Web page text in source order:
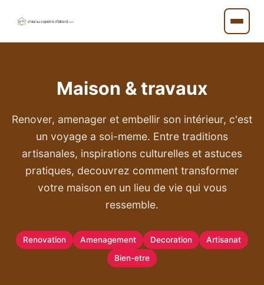
Maison & travaux
Renover, amenager et embellir son intérieur, c'est
un voyage a soi-meme. Entre traditions
artisanales, inspirations culturelles et astuces
pratiques, decouvrez comment transformer
votre maison en un lieu de vie qui vous
ressemble.
Renovation Amenagement Decoration
Artisanat
Bien-etre